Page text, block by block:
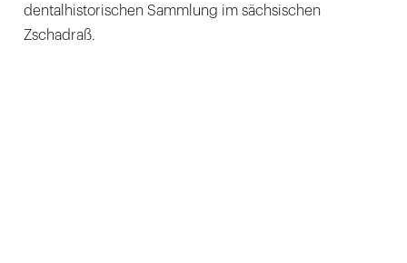
dentalhistorischen Sammlung im sächsischen
Zschadraß.